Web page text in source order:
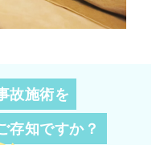
故施術を
存知ですか？